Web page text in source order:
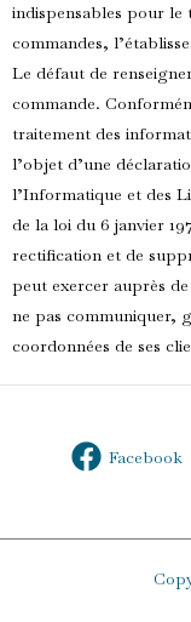
indispensables pour le
commandes,
Le défaut de
commande.
traitement des
l’objet d’une
l’Informatique et des
de la loi du 6 janvier
rectification et de
peut exercer auprès de
ne pas communiquer,
coordonnées de ses
Facebook